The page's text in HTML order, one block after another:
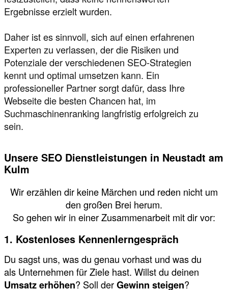
Ergebnisse erzielt wurden.
Daher ist es sinnvoll, sich auf einen erfahrenen
Experten zu verlassen, der die Risiken und
Potenziale der verschiedenen SEO-Strategien
kennt und optimal umsetzen kann. Ein
professioneller Partner sorgt dafür, dass Ihre
Webseite die besten Chancen hat, im
Suchmaschinenranking langfristig erfolgreich zu
sein.
Unsere SEO Dienstleistungen in Neustadt am
Kulm
Wir erzählen dir keine Märchen und reden nicht um
den großen Brei herum.
So gehen wir in einer Zusammenarbeit mit dir vor:
1. Kostenloses Kennenlerngespräch
Du sagst uns, was du genau vorhast und was du
als Unternehmen für Ziele hast. Willst du deinen
Umsatz erhöhen? Soll derGewinn steigen?